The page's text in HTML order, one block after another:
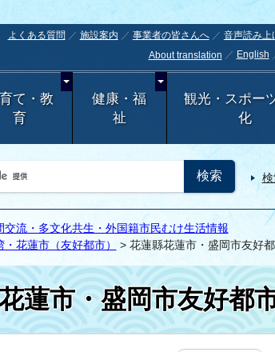
よくある質問 施設案内 事業者の皆さんへ
音声読み上
About translation
English
て・教
育
健康・福
祉
観光・スポー
化
交流・多文化共生・外国籍市民むけ生活情報
・花蓮市（友好都市） > 花蓮縣花蓮市・盛岡市友好
蓮市・盛岡市友好都